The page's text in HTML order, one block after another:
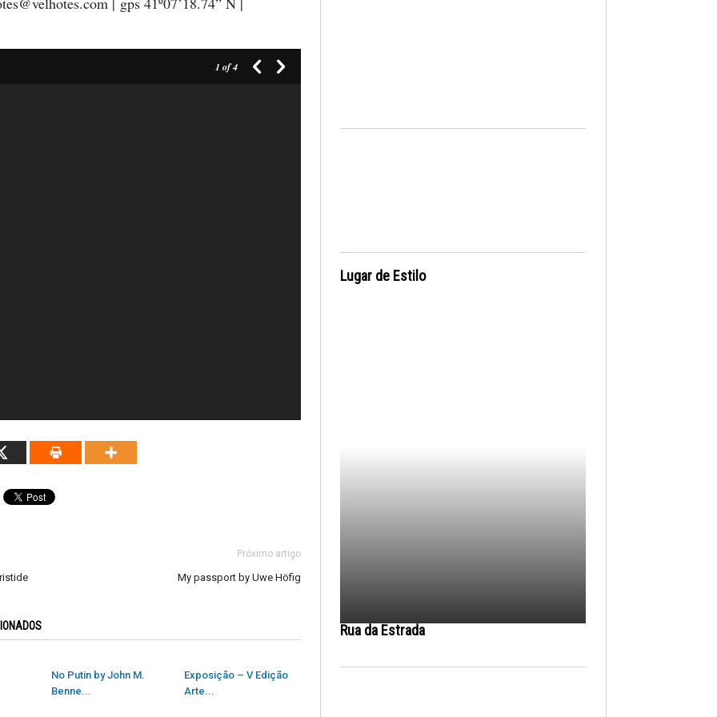
1 of 4
Próximo artigo
My passport by Uwe Höfig
No Putin by John M.
Benne...
Exposição – V Edição
Arte...
Lugar de Estilo
Rua da Estrada